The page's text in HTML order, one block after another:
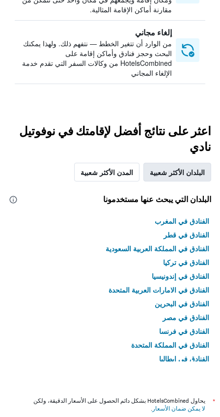
مقارنة أماكن الإقامة المثالية.
إلغاء مجاني
من الوارد أن تتغير الخطط — نتفهم ذلك. ولهذا يمكنك
البحث وحجز فنادق وأماكن إقامة على
HotelsCombined من وكالات السفر التي تقدم خدمة
الإلغاء المجاني
اعثر على نتائج أفضل لإقامتك في نوفوتيل
نادي
البلدان الأكثر شعبية المدن الأكثر شعبية
البلدان التي يبحث عنها مستخدمونا
الفنادق في المغرب
الفنادق في قطر
الفنادق في المملكة العربية السعودية
الفنادق في تركيا
الفنادق في إندونيسيا
الفنادق في الامارات العربية المتحدة
الفنادق في البحرين
الفنادق في مصر
الفنادق في فرنسا
الفنادق في المملكة المتحدة
الفنادق في إيطاليا
*
يحاول HotelsCombined بشكل دائم الحصول على الأسعار الدقيقة، ولكن
لا يمكن ضمان الأسعار .